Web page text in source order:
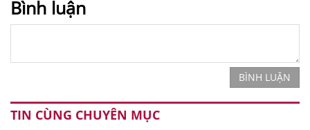
Bình luận
BÌNH LUẬN
TIN CÙNG CHUYÊN MỤC